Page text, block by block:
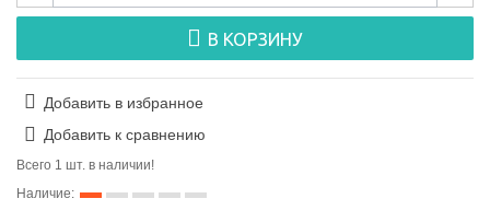
В КОРЗИНУ
Добавить в избранное
Добавить к сравнению
Всего 1 шт. в наличии!
Наличие: